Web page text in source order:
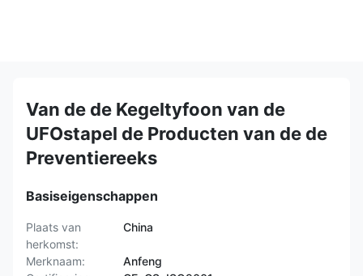
Van de de Kegeltyfoon van de
UFOstapel de Producten van de de
Preventiereeks
Basiseigenschappen
Plaats van
herkomst:
China
Merknaam:
Anfeng